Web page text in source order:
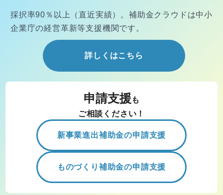
採択率90％以上（直近実績）。 補助金クラウドは中小
企業庁の経営革新等支援機関です。
詳しくはこちら
申請支援 も
ご相談ください！
新事業進出補助金の申請支援
ものづくり補助金の申請支援